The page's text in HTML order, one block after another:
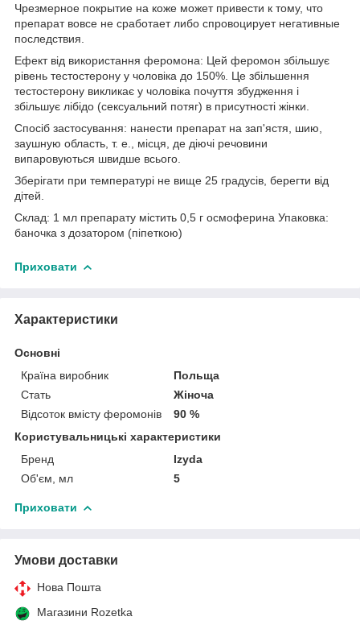
Чрезмерное покрытие на коже может привести к тому, что
препарат вовсе не сработает либо спровоцирует негативные
последствия.
Ефект від використання феромона: Цей феромон збільшує
рівень тестостерону у чоловіка до 150%. Це збільшення
тестостерону викликає у чоловіка почуття збудження і
збільшує лібідо (сексуальний потяг) в присутності жінки.
Спосіб застосування: нанести препарат на зап'ястя, шию,
заушную область, т. е., місця, де діючі речовини
випаровуються швидше всього.
Зберігати при температурі не вище 25 градусів, берегти від
дітей.
Склад: 1 мл препарату містить 0,5 г осмоферина Упаковка:
баночка з дозатором (піпеткою)
Приховати
Характеристики
Основні
Країна виробник
Польща
Стать
Жіноча
Відсоток вмісту феромонів
90 %
Користувальницькі характеристики
Бренд
Izyda
Об'єм, мл
5
Приховати
Умови доставки
Нова Пошта
Магазини Rozetka